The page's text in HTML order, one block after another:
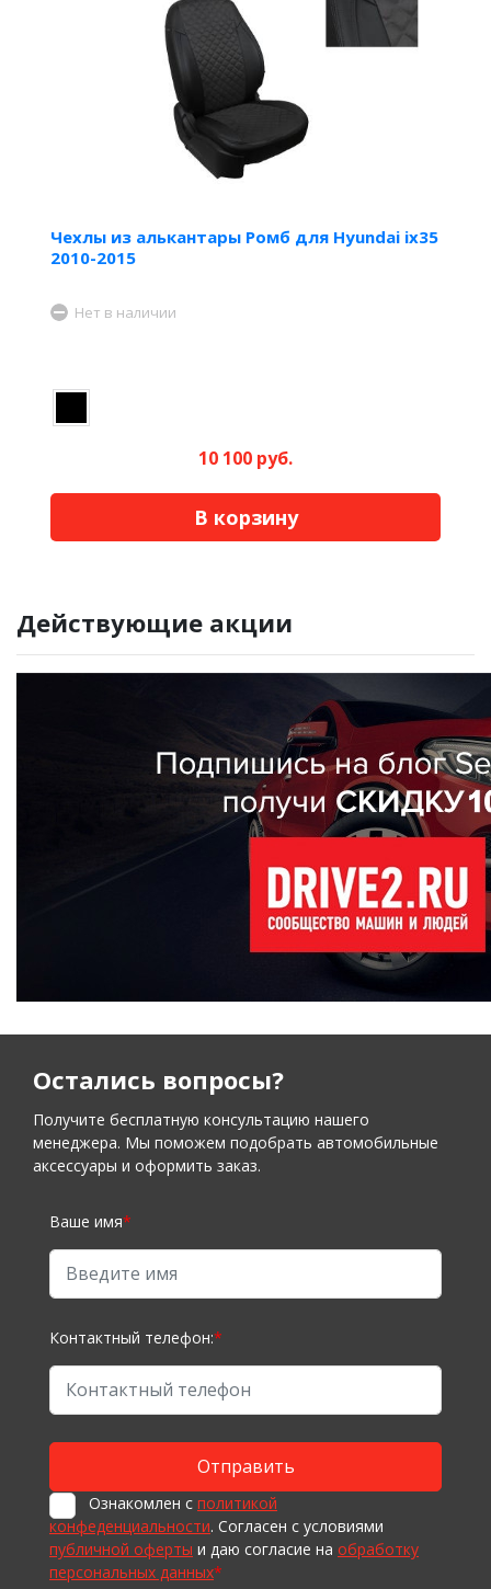
Чехлы из алькантары Ромб для Hyundai ix35
2010-2015
Нет в наличии
10 100 руб.
В корзину
Действующие акции
Остались вопросы?
Получите бесплатную консультацию нашего
менеджера. Мы поможем подобрать автомобильные
аксессуары и оформить заказ.
Ваше имя*
Контактный телефон:*
Ознакомлен с политикой
конфеденциальности. Согласен с условиями
публичной оферты и даю согласие на обработку
персональных данных*